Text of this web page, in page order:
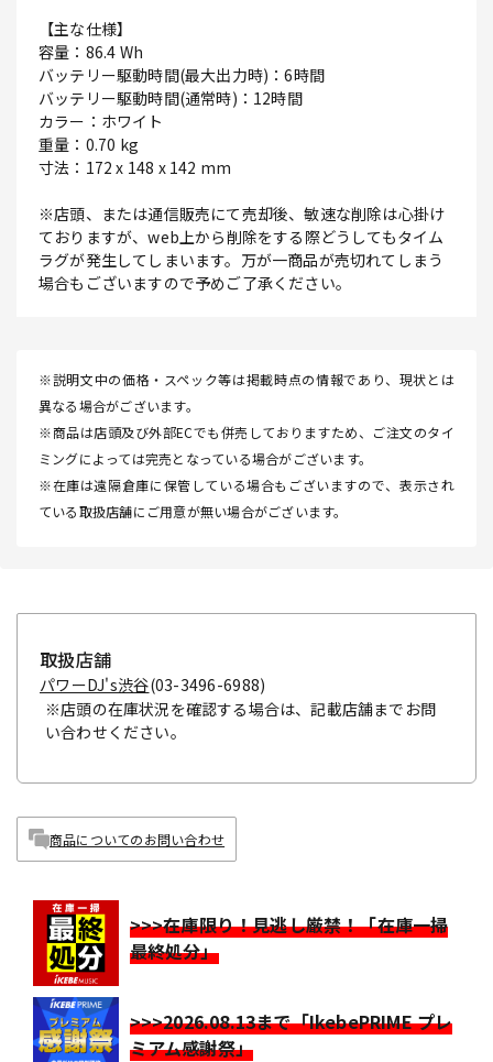
【主な仕様】
容量：86.4 Wh
バッテリー駆動時間(最大出力時)：6時間
バッテリー駆動時間(通常時)：12時間
カラー：ホワイト
重量：0.70 kg
寸法：172 x 148 x 142 mm
※店頭、または通信販売にて売却後、敏速な削除は心掛け
ておりますが、web上から削除をする際どうしてもタイム
ラグが発生してしまいます。万が一商品が売切れてしまう
場合もございますので予めご了承ください。
※説明文中の価格・スペック等は掲載時点の情報であり、現状とは
異なる場合がございます。
※商品は店頭及び外部ECでも併売しておりますため、ご注文のタイ
ミングによっては完売となっている場合がございます。
※在庫は遠隔倉庫に保管している場合もございますので、表示され
ている取扱店舗にご用意が無い場合がございます。
取扱店舗
パワーDJ's渋谷(03-3496-6988)
※店頭の在庫状況を確認する場合は、記載店舗までお問
い合わせください。
商品についてのお問い合わせ
>>>在庫限り！見逃し厳禁！「在庫一掃
最終処分」
>>>2026.08.13まで「IkebePRIME プレ
ミアム感謝祭」